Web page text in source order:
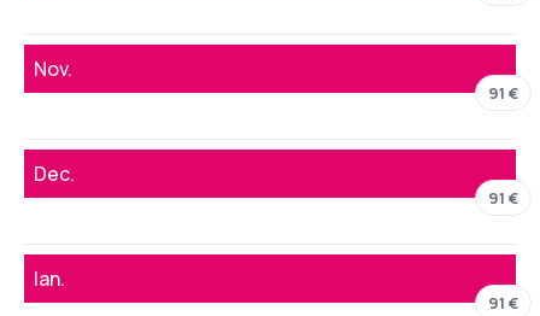
Nov.
91 €
Dec.
91 €
Ian.
91 €